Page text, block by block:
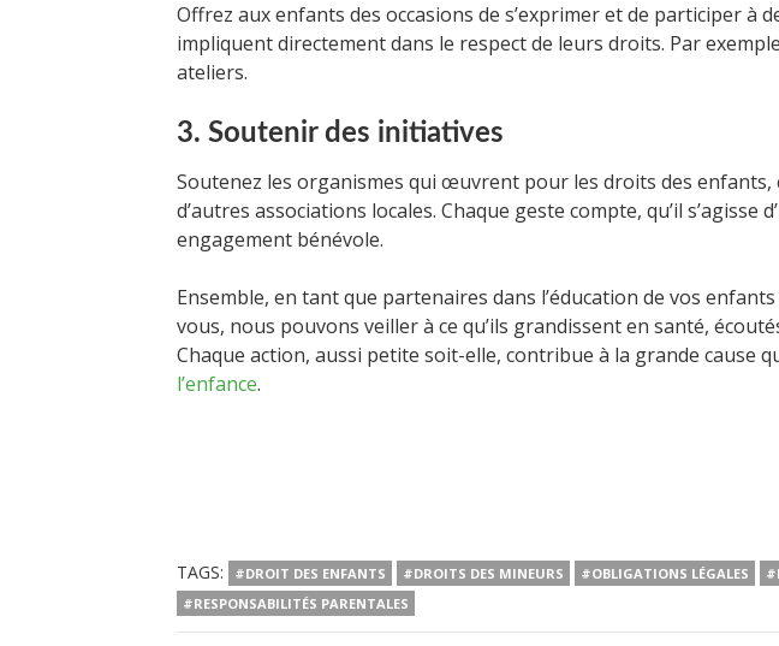
Offrez aux enfants des occasions de s’exprimer et de participer à
impliquent directement dans le respect de leurs droits. Par
ateliers.
3. Soutenir des initiatives
Soutenez les organismes qui œuvrent pour les droits des enfants,
d’autres associations locales. Chaque geste compte, qu’il s’agisse
engagement bénévole.
Ensemble, en tant que partenaires dans l’éducation de vos
vous, nous pouvons veiller à ce qu’ils grandissent en santé,
Chaque action, aussi petite soit-elle, contribue à la grande cause
l’enfance.
TAGS: #DROIT DES ENFANTS #DROITS DES MINEURS #OBLIGATIONS LÉGALES
#RESPONSABILITÉS PARENTALES